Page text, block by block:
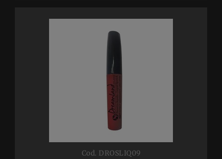
Cod. DROSLIQ09